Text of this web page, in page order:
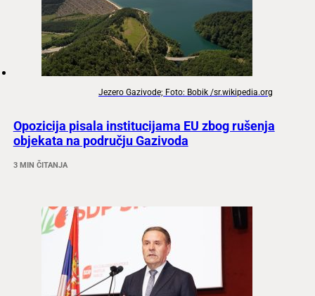
Jezero Gazivode; Foto: Bobik /sr.wikipedia.org
Opozicija pisala institucijama EU zbog rušenja
objekata na području Gazivoda
3 MIN ČITANJA